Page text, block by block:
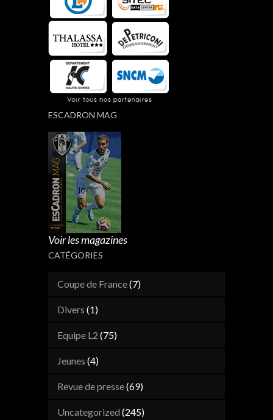
ESCADRON MAG
Voir les magazines
CATÉGORIES
Coupe de France(7)
Divers (1)
Equipe L2 (75)
Jeunes (4)
Revue de presse(69)
Uncategorized (245)